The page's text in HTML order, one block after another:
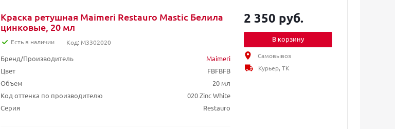
Краска ретушная Maimeri Restauro Mastic Белила
цинковые, 20 мл
Есть в наличии Код: M3302020
Бренд/Производитель
Maimeri
Цвет
FBFBFB
Объем
20 мл
Код оттенка по производителю
020 Zinc White
Серия
Restauro
2 350 руб.
В корзину
Самовывоз
Курьер, ТК